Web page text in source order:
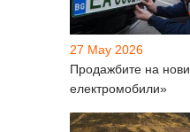
27 May 2026
Продажбите на нови
електромобили»